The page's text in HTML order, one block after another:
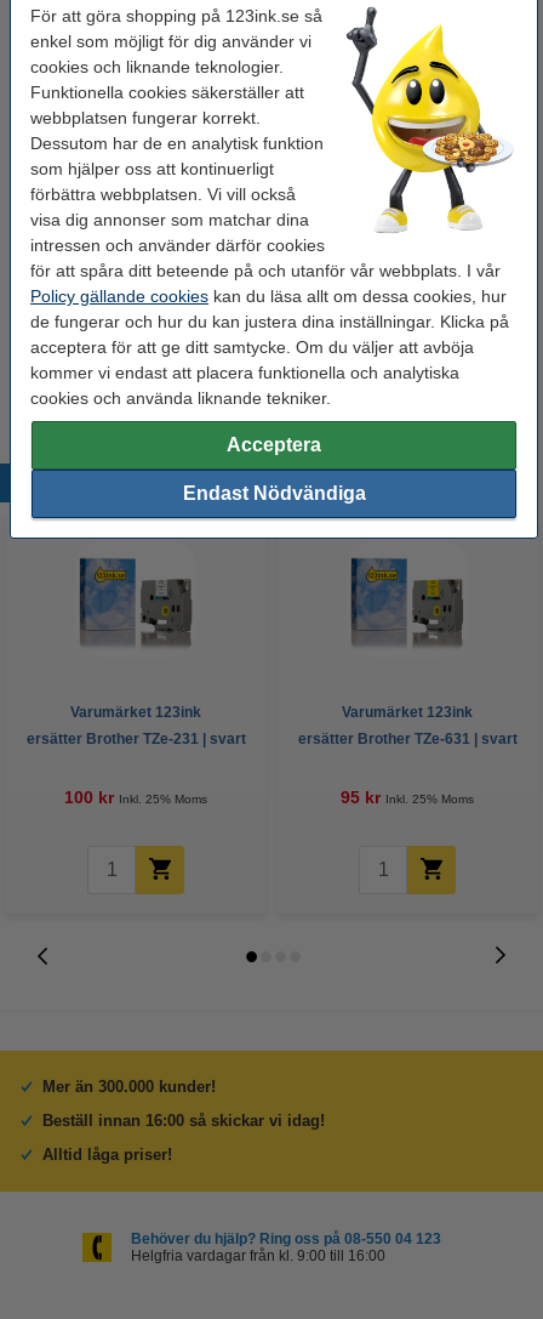
För att göra shopping på 123ink.se så
enkel som möjligt för dig använder vi
cookies och liknande teknologier.
Funktionella cookies säkerställer att
webbplatsen fungerar korrekt.
Dessutom har de en analytisk funktion
som hjälper oss att kontinuerligt
förbättra webbplatsen. Vi vill också
visa dig annonser som matchar dina
intressen och använder därför cookies
för att spåra ditt beteende på och utanför vår webbplats. I vår
Policy gällande cookies kan du läsa allt om dessa cookies, hur
de fungerar och hur du kan justera dina inställningar. Klicka på
acceptera för att ge ditt samtycke. Om du väljer att avböja
kommer vi endast att placera funktionella och analytiska
cookies och använda liknande tekniker.
Acceptera
Endast Nödvändiga
Nummer: TZe-535
Behöver du fler?
Köp5stför endast
550 kr
Tips: Beställ multipack!
Varumärket 123ink ersätter Brother TZe-
231+TZe-131+TZe-631 | svart text -
vit/transparent/gul märkband | 12mm x 8m | 3st
225 kr
Vi råder er att beställa denna produkt istället för originalprodukten!
Populära produkter
Varumärket 123ink
ersätter Brother TZe-231 | svart
100 kr Inkl. 25% Moms
Varumärket 123ink
ersätter Brother TZe-631 | svart
8m
95 kr Inkl. 25% Moms
Mer än 300.000 kunder!
Beställ innan 16:00 så skickar vi idag!
Alltid låga priser!
Behöver du hjälp? Ring oss på 08-550 04 123
Helgfria vardagar från kl. 9:00 till 16:00